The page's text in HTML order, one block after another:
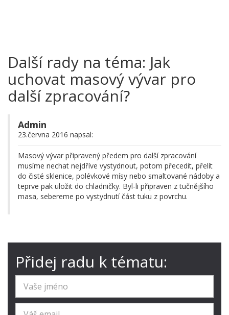
Další rady na téma: Jak
uchovat masový vývar pro
další zpracování?
Admin
23.června 2016 napsal:
Masový vývar připravený předem pro další zpracování
musíme nechat nejdříve vystydnout, potom přecedit, přelít
do čisté sklenice, polévkové mísy nebo smaltované nádoby a
teprve pak uložit do chladničky. Byl-li připraven z tučnějšího
masa, sebereme po vystydnutí část tuku z povrchu.
Přidej radu k tématu: